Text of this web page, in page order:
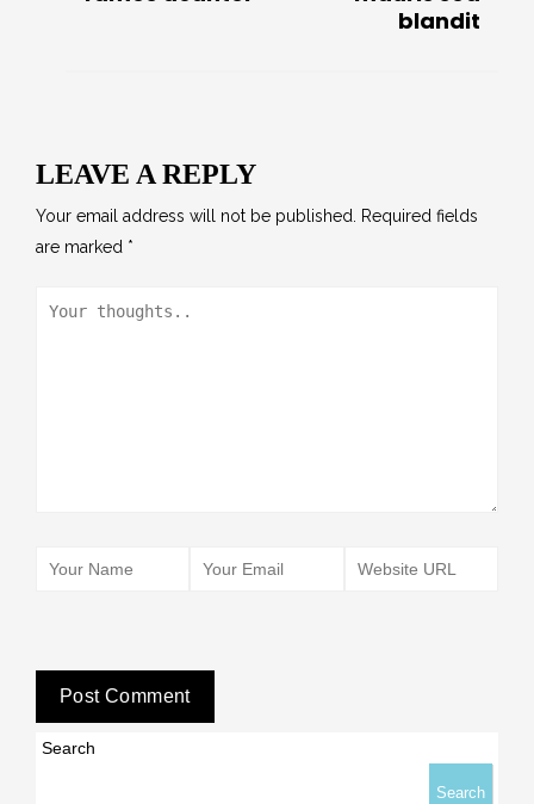
blandit
LEAVE A REPLY
Your email address will not be published.
Required fields
are marked *
Search
Search